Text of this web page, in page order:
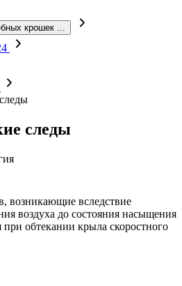
крошек ...
следы
возникающие вследствие
воздуха до состояния насыщения
обтекании крыла скоростного